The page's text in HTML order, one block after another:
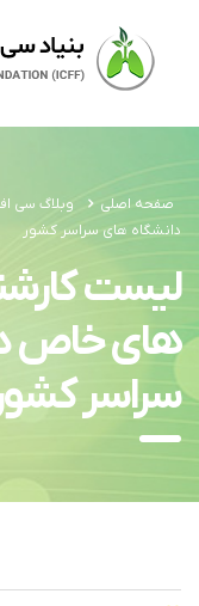
صفحه اصلی وبلاگ سی
دانشگاه های سراسر کشور
لیست
های خاص
سراسر